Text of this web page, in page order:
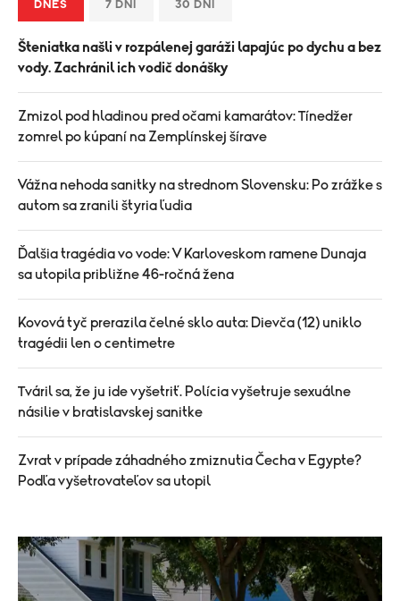
DNES 7 DNÍ 30 DNÍ
Šteniatka našli v rozpálenej garáži lapajúc po dychu a bez
vody. Zachránil ich vodič donášky
Zmizol pod hladinou pred očami kamarátov: Tínedžer
zomrel po kúpaní na Zemplínskej šírave
Vážna nehoda sanitky na strednom Slovensku: Po zrážke s
autom sa zranili štyria ľudia
Ďalšia tragédia vo vode: V Karloveskom ramene Dunaja
sa utopila približne 46-ročná žena
Kovová tyč prerazila čelné sklo auta: Dievča (12) uniklo
tragédii len o centimetre
Tváril sa, že ju ide vyšetriť. Polícia vyšetruje sexuálne
násilie v bratislavskej sanitke
Zvrat v prípade záhadného zmiznutia Čecha v Egypte?
Podľa vyšetrovateľov sa utopil